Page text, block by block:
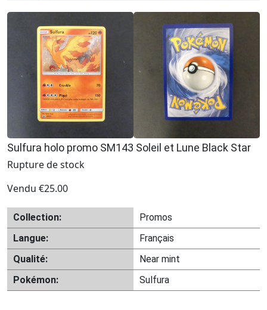
Sulfura holo promo SM143 Soleil et Lune Black Star
Rupture de stock
Vendu €25.00
Collection:
Promos
Langue:
Français
Qualité:
Near mint
Pokémon:
Sulfura